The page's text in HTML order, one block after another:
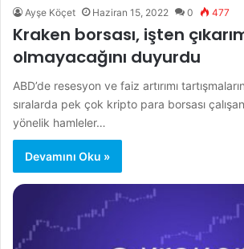
Ayşe Köçet Haziran 15, 2022 0 477
Kraken borsası, işten
olmayacağını duyurdu
ABD’de resesyon ve faiz artırımı
sıralarda pek çok kripto para borsası
yönelik hamleler…
Devamını Oku »